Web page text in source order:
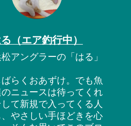
（エア釣行中）
アングラーの「はる」
らくおあずけ。でも魚
ニュースは待ってくれ
て新規で入ってくる人
やさしい手ほどきを心